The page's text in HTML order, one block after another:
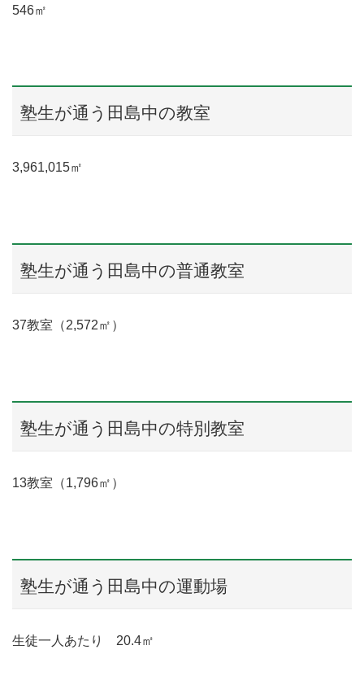
546㎡
塾生が通う田島中の教室
3,961,015㎡
塾生が通う田島中の普通教室
37教室（2,572㎡）
塾生が通う田島中の特別教室
13教室（1,796㎡）
塾生が通う田島中の運動場
生徒一人あたり 20.4㎡